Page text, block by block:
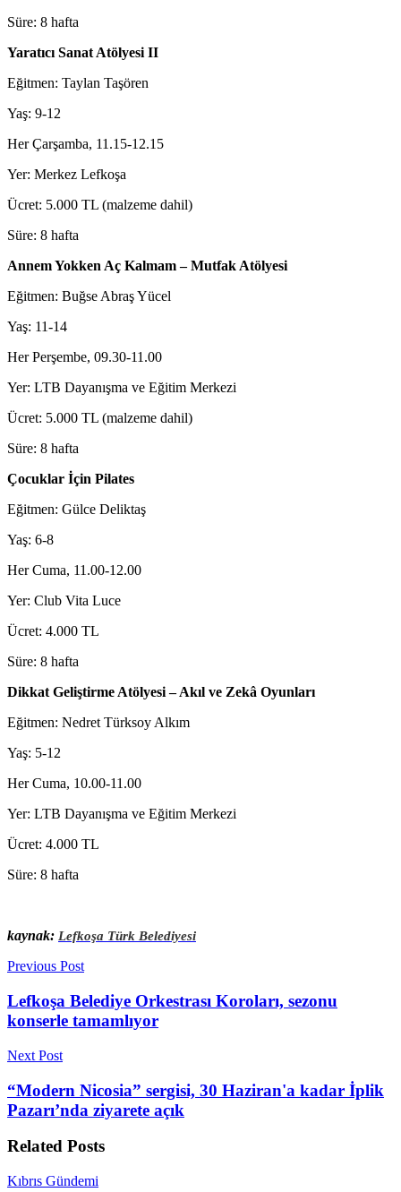
Süre: 8 hafta
Yaratıcı Sanat Atölyesi II
Eğitmen: Taylan Taşören
Yaş: 9-12
Her Çarşamba, 11.15-12.15
Yer: Merkez Lefkoşa
Ücret: 5.000 TL (malzeme dahil)
Süre: 8 hafta
Annem Yokken Aç Kalmam – Mutfak Atölyesi
Eğitmen: Buğse Abraş Yücel
Yaş: 11-14
Her Perşembe, 09.30-11.00
Yer: LTB Dayanışma ve Eğitim Merkezi
Ücret: 5.000 TL (malzeme dahil)
Süre: 8 hafta
Çocuklar İçin Pilates
Eğitmen: Gülce Deliktaş
Yaş: 6-8
Her Cuma, 11.00-12.00
Yer: Club Vita Luce
Ücret: 4.000 TL
Süre: 8 hafta
Dikkat Geliştirme Atölyesi – Akıl ve Zekâ Oyunları
Eğitmen: Nedret Türksoy Alkım
Yaş: 5-12
Her Cuma, 10.00-11.00
Yer: LTB Dayanışma ve Eğitim Merkezi
Ücret: 4.000 TL
Süre: 8 hafta
kaynak: Lefkoşa Türk Belediyesi
Previous Post
Lefkoşa Belediye Orkestrası Koroları, sezonu
konserle tamamlıyor
Next Post
“Modern Nicosia” sergisi, 30 Haziran'a kadar İplik
Pazarı’nda ziyarete açık
Related Posts
Kıbrıs Gündemi